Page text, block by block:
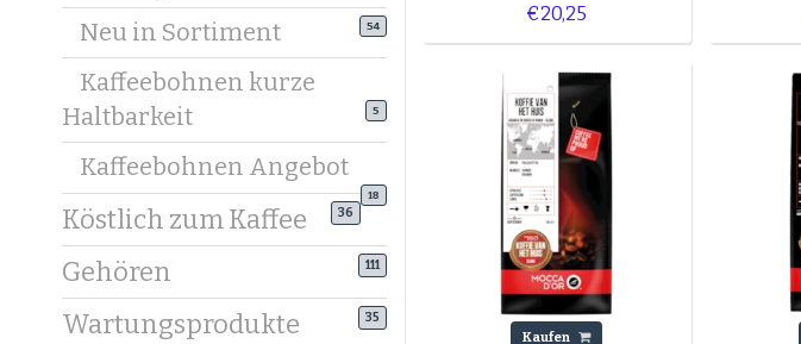
Neu in Sortiment 54
Kaffeebohnen kurze
Haltbarkeit
5
Kaffeebohnen Angebot
18
Köstlich zum Kaffee 36
Gehören 111
Wartungsprodukte 35
€20,25
Kaufen